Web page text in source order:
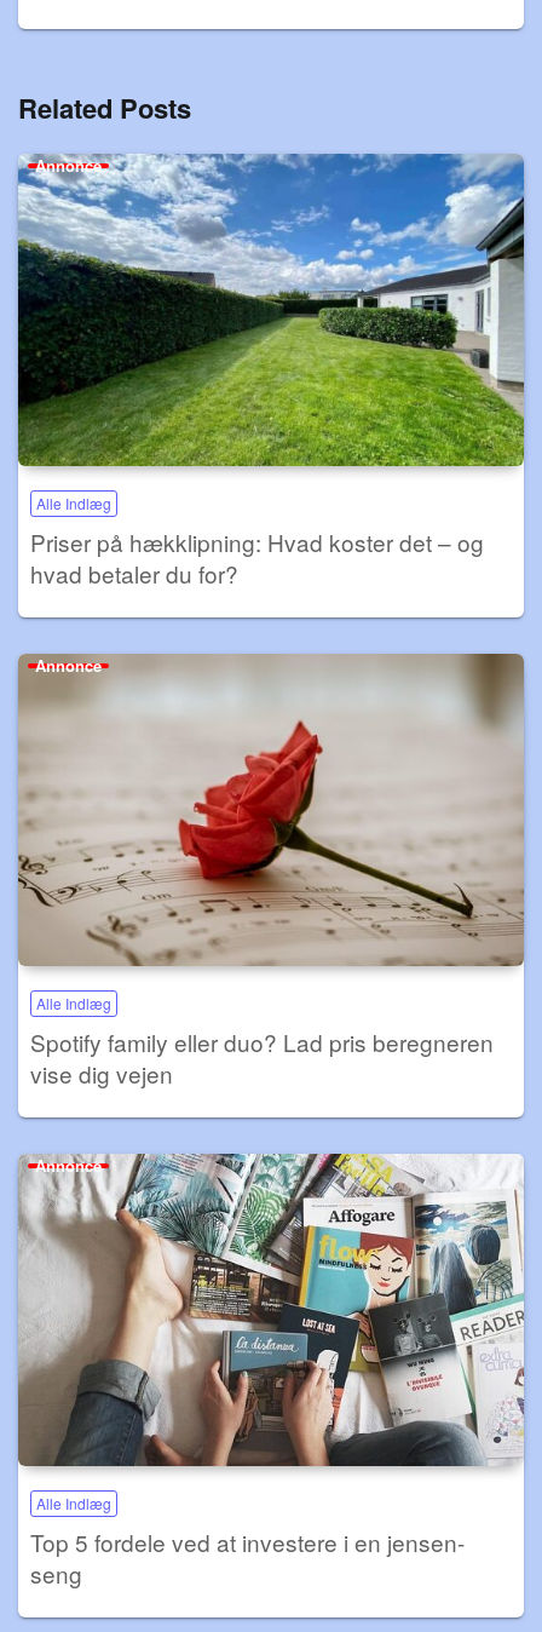
Related Posts
Annonce
Alle Indlæg
Priser på hækklipning: Hvad koster det – og
hvad betaler du for?
Annonce
Alle Indlæg
Spotify family eller duo? Lad pris beregneren
vise dig vejen
Annonce
Alle Indlæg
Top 5 fordele ved at investere i en jensen-
seng